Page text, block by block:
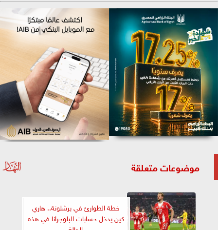
موضوعات متعلقة
خطة الطوارئ في برشلونة.. هاري
كين يدخل حسابات البلوجرانا في هذه